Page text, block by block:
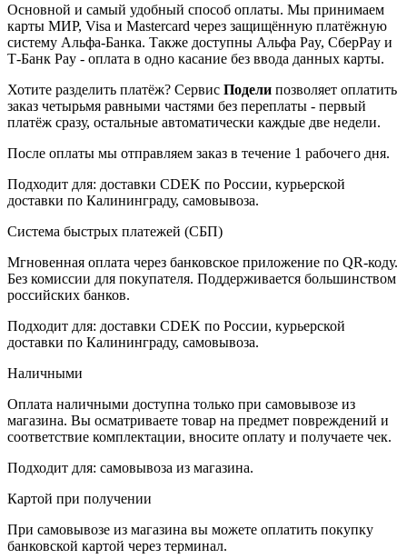
Основной и самый удобный способ оплаты. Мы принимаем
карты МИР, Visa и Mastercard через защищённую платёжную
систему Альфа-Банка. Также доступны Альфа Pay, СберPay и
Т-Банк Pay - оплата в одно касание без ввода данных карты.
Хотите разделить платёж? Сервис Подели позволяет оплатить
заказ четырьмя равными частями без переплаты - первый
платёж сразу, остальные автоматически каждые две недели.
После оплаты мы отправляем заказ в течение 1 рабочего дня.
Подходит для: доставки CDEK по России, курьерской
доставки по Калининграду, самовывоза.
Система быстрых платежей (СБП)
Мгновенная оплата через банковское приложение по QR-коду.
Без комиссии для покупателя. Поддерживается большинством
российских банков.
Подходит для: доставки CDEK по России, курьерской
доставки по Калининграду, самовывоза.
Наличными
Оплата наличными доступна только при самовывозе из
магазина. Вы осматриваете товар на предмет повреждений и
соответствие комплектации, вносите оплату и получаете чек.
Подходит для: самовывоза из магазина.
Картой при получении
При самовывозе из магазина вы можете оплатить покупку
банковской картой через терминал.